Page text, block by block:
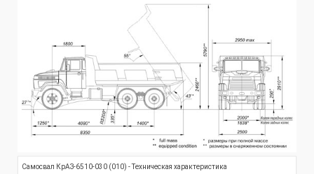
Самосвал КрАЗ-6510-030 (010) - Техническая характеристика